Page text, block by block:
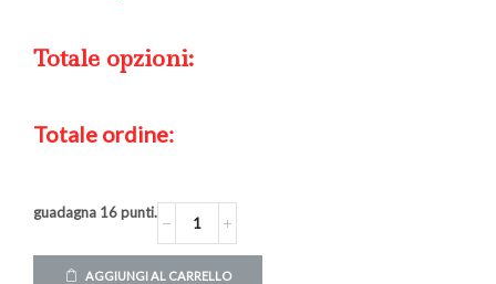
Totale opzioni:
Totale ordine:
guadagna 16punti.
AGGIUNGI AL CARRELLO